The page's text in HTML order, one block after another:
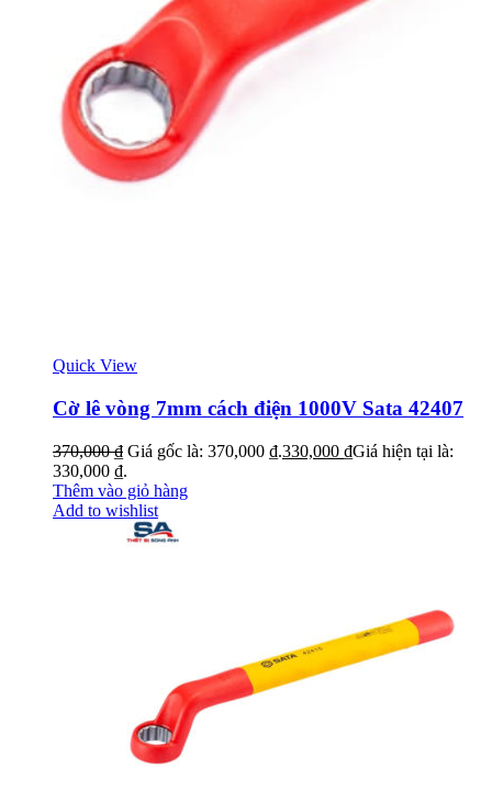
Quick View
Cờ lê vòng 7mm cách điện 1000V Sata 42407
370,000₫ Giá gốc là: 370,000 ₫.330,000 ₫Giá hiện tại là:
330,000 ₫.
Thêm vào giỏ hàng
Add to wishlist